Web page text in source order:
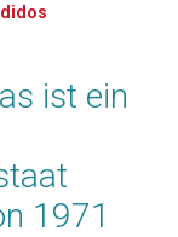
ist ein
1971